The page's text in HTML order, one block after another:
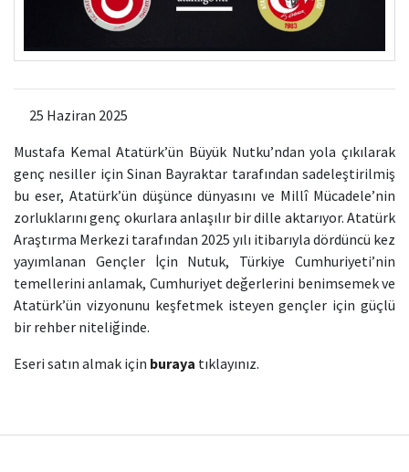
25 Haziran 2025
Mustafa Kemal Atatürk’ün Büyük Nutku’ndan yola çıkılarak
genç nesiller için Sinan Bayraktar tarafından sadeleştirilmiş
bu eser, Atatürk’ün düşünce dünyasını ve Millî Mücadele’nin
zorluklarını genç okurlara anlaşılır bir dille aktarıyor. Atatürk
Araştırma Merkezi tarafından 2025 yılı itibarıyla dördüncü kez
yayımlanan Gençler İçin Nutuk, Türkiye Cumhuriyeti’nin
temellerini anlamak, Cumhuriyet değerlerini benimsemek ve
Atatürk’ün vizyonunu keşfetmek isteyen gençler için güçlü
bir rehber niteliğinde.
Eseri satın almak için buraya tıklayınız.